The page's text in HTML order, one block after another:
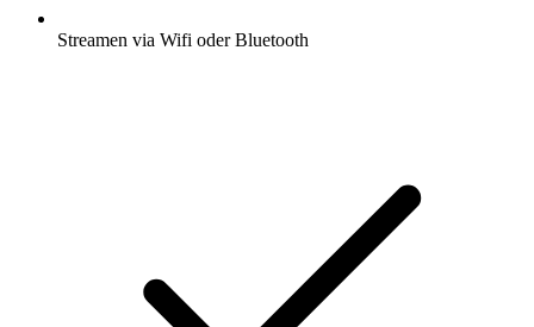
Streamen via Wifi oder Bluetooth